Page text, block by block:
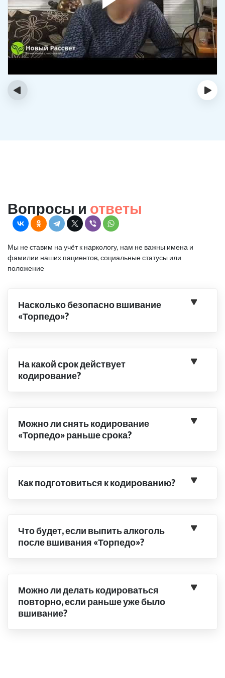
‹ ›
Вопросы и ответы
Мы не ставим на учёт к наркологу, нам не важны имена и
фамилии наших пациентов, социальные статусы или
положение
Насколько безопасно вшивание
«Торпедо»?
На какой срок действует
кодирование?
Можно ли снять кодирование
«Торпедо» раньше срока?
Как подготовиться к кодированию?
Что будет, если выпить алкоголь
после вшивания «Торпедо»?
Можно ли делать кодироваться
повторно, если раньше уже было
вшивание?